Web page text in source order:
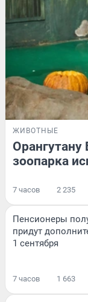
ЖИВОТНЫЕ
Орангутану
зоопарка
7 часов 2 235
Пенсионеры
придут
1 сентября
7 часов 1 663